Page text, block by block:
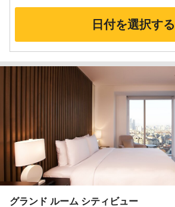
日付を選択する
グランド ルーム シティビュー